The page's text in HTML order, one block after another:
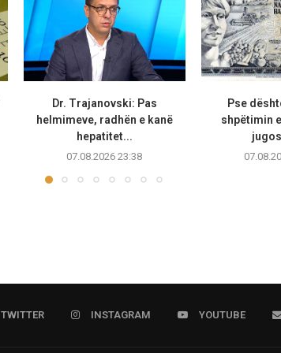
Dr. Trajanovski: Pas
helmimeve, radhën e kanë
hepatitet...
07.08.2026 23:38
Pse
shpëtimin
TWITTER INSTAGRAM YOUTUBE